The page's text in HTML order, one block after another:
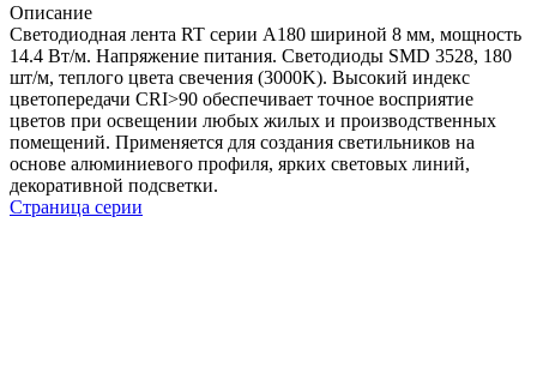
Описание
Светодиодная лента RT серии A180 шириной 8 мм, мощность
14.4 Вт/м. Напряжение питания. Светодиоды SMD 3528, 180
шт/м, теплого цвета свечения (3000K). Высокий индекс
цветопередачи CRI>90 обеспечивает точное восприятие
цветов при освещении любых жилых и производственных
помещений. Применяется для создания светильников на
основе алюминиевого профиля, ярких световых линий,
декоративной подсветки.
Страница серии